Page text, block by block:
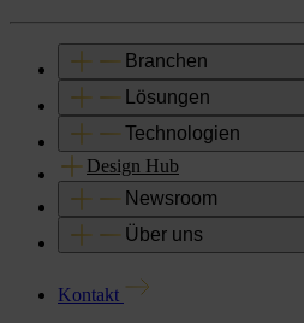
Branchen
Lösungen
Technologien
Design Hub
Newsroom
Über uns
Kontakt